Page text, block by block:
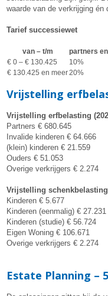
waarde van de verkrijging én
Tarief successiewet
van – t/m partners
€ 0 – € 130.425
10%
€ 130.425 en meer20%
Vrijstelling
Vrijstelling erfbelasting
Partners € 680.645
Invalide kinderen € 64.666
(klein) kinderen € 21.559
Ouders € 51.053
Overige verkrijgers € 2.274
Vrijstelling schenkbelasting
Kinderen € 5.677
Kinderen (eenmalig) € 27.231
Kinderen (studie) € 56.724
Eigen Woning € 106.671
Overige verkrijgers € 2.274
Estate Planning –